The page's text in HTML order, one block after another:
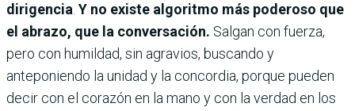
dirigencia Y no existe algoritmo más poderoso que
el abrazo, que la conversación. Salgan con fuerza,
pero con humildad, sin agravios, buscando y
anteponiendo la unidad y la concordia, porque pueden
decir con el corazón en la mano y con la verdad en los